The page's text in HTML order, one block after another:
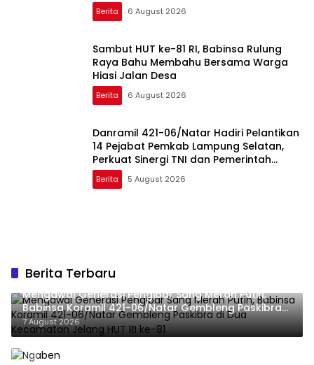
Berita 6 August 2026
Sambut HUT ke-81 RI, Babinsa Rulung
Raya Bahu Membahu Bersama Warga
Hiasi Jalan Desa
Berita 6 August 2026
Danramil 421-06/Natar Hadiri Pelantikan
14 Pejabat Pemkab Lampung Selatan,
Perkuat Sinergi TNI dan Pemerintah
Daerah
Berita 5 August 2026
Berita Terbaru
Mengawal Generasi Pengibar Sang Merah Putih,
Babinsa Koramil 421-06/Natar Gembleng Paskibra
di Dua Kecamatan Jelang HUT RI ke-81
7 August 2026